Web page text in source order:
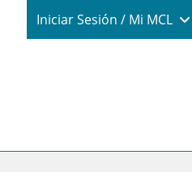
Login / My
Iniciar Sesión / Mi MCL